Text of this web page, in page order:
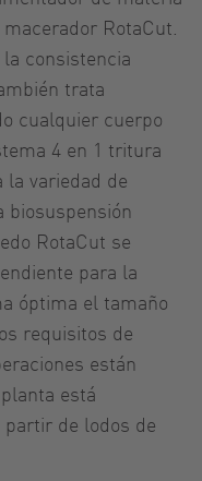
RotaCut.
consistencia
trata
cualquier cuerpo
4 en 1 tritura
variedad de
biosuspensión
RotaCut se
para la
óptima el tamaño
requisitos de
están
está
partir de lodos de